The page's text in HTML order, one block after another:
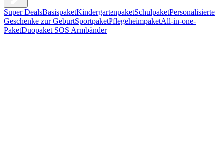
Super DealsBasispaketKindergartenpaketSchulpaketPersonalisierte
Geschenke zur GeburtSportpaketPflegeheimpaketAll-in-one-
PaketDuopaket SOS Armbänder